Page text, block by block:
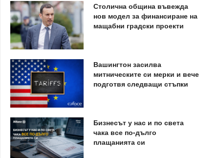
Столична община въвежда
нов модел за финансиране на
мащабни градски проекти
Вашингтон засилва
митническите си мерки и вече
подготвя следващи стъпки
Бизнесът у нас и по света
чака все по-дълго
плащанията си